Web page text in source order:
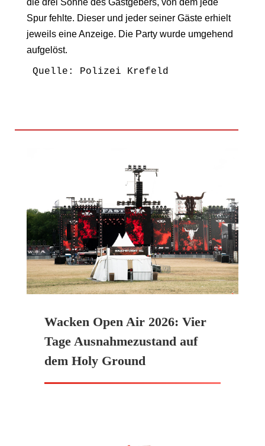
die drei Söhne des Gastgebers, von dem jede
Spur fehlte. Dieser und jeder seiner Gäste erhielt
jeweils eine Anzeige. Die Party wurde umgehend
aufgelöst.
Quelle: Polizei Krefeld
Wacken Open Air 2026: Vier
Tage Ausnahmezustand auf
dem Holy Ground